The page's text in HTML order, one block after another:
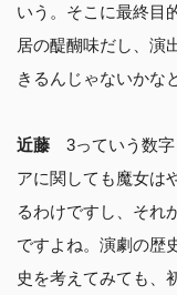
いう。そこに最終目
居の醍醐味だし、演
きるんじゃないかな
近藤 3っていう数字
アに関しても魔女は
るわけですし、それ
ですよね。演劇の歴
史を考えてみても、